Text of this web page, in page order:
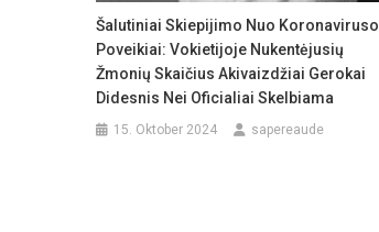
Šalutiniai Skiepijimo Nuo Koronaviruso
Poveikiai: Vokietijoje Nukentėjusių
Žmonių Skaičius Akivaizdžiai Gerokai
Didesnis Nei Oficialiai Skelbiama
15. Oktober 2024 sapereaude